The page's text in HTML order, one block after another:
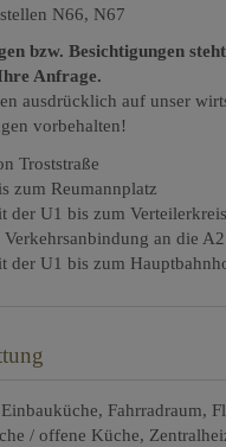
N66, N67
bzw. Besichtigungen
Anfrage.
ausdrücklich auf unser
vorbehalten!
Troststraße
zum Reumannplatz
der U1 bis zum Verteilerkreis
an die
der U1 bis zum
Einbauküche Fahrradraum
/ offene Küche